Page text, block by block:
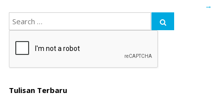
→
Tulisan Terbaru